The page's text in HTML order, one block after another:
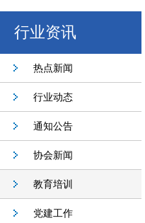
行业资讯
热点新闻
行业动态
通知公告
协会新闻
教育培训
党建工作